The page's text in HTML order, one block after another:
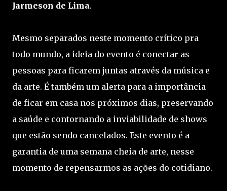
Jarmeson de Lima.
Mesmo separados neste momento crítico pra
todo mundo, a ideia do evento é conectar as
pessoas para ficarem juntas através da música e
da arte. É também um alerta para a importância
de ficar em casa nos próximos dias, preservando
a saúde e contornando a inviabilidade de shows
que estão sendo cancelados. Este evento é a
garantia de uma semana cheia de arte, nesse
momento de repensarmos as ações do cotidiano.